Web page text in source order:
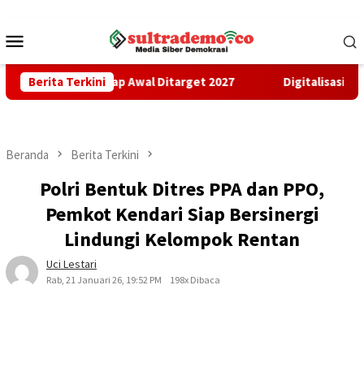
konten
Mobile
Berita Terkini
Tahap Awal Ditarget 2027 Digitalisasi Penerimaan
Beranda Berita Terkini
Polri Bentuk Ditres PPA dan PPO,
Pemkot Kendari Siap Bersinergi
Lindungi Kelompok Rentan
Uci Lestari
Rab, 21 Januari 26, 19:52 PM 198x Dibaca